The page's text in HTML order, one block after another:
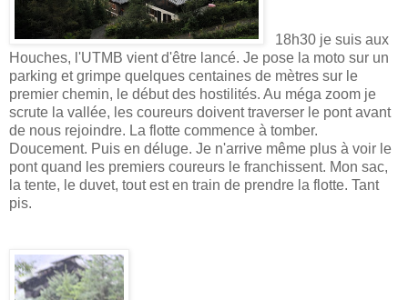
18h30 je suis aux
Houches, l'UTMB vient d'être lancé. Je pose la moto sur un
parking et grimpe quelques centaines de mètres sur le
premier chemin, le début des hostilités. Au méga zoom je
scrute la vallée, les coureurs doivent traverser le pont avant
de nous rejoindre. La flotte commence à tomber.
Doucement. Puis en déluge. Je n'arrive même plus à voir le
pont quand les premiers coureurs le franchissent. Mon sac,
la tente, le duvet, tout est en train de prendre la flotte. Tant
pis.